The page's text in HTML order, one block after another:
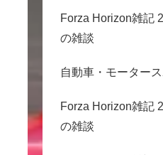
Forza Horizon雑記
の雑談
自動車・モーター
Forza Horizon雑記
の雑談